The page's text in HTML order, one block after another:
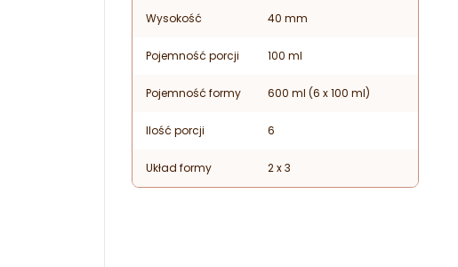
Wysokość 40 mm
Pojemność porcji 100 ml
Pojemność formy 600 ml (6 x 100 ml)
Ilość porcji 6
Układ formy 2 x 3